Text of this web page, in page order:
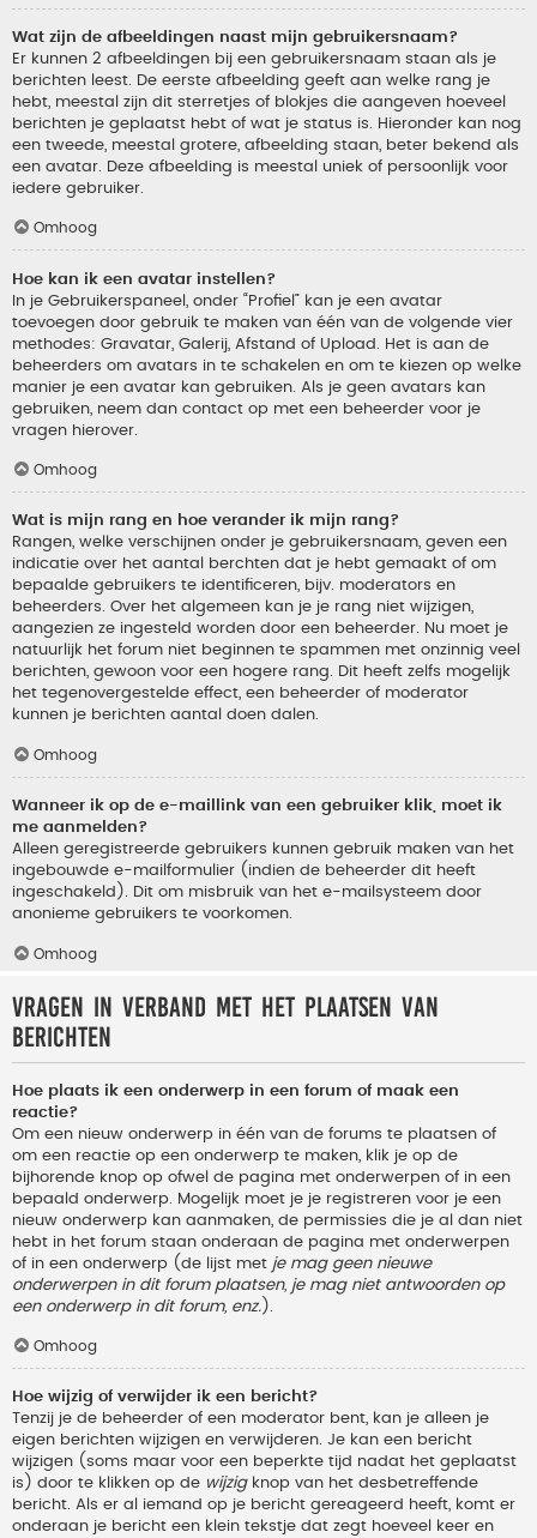
Wat zijn de afbeeldingen naast mijn gebruikersnaam?
Er kunnen 2 afbeeldingen bij een gebruikersnaam staan als je
berichten leest. De eerste afbeelding geeft aan welke rang je
hebt, meestal zijn dit sterretjes of blokjes die aangeven hoeveel
berichten je geplaatst hebt of wat je status is. Hieronder kan nog
een tweede, meestal grotere, afbeelding staan, beter bekend als
een avatar. Deze afbeelding is meestal uniek of persoonlijk voor
iedere gebruiker.
Omhoog
Hoe kan ik een avatar instellen?
In je Gebruikerspaneel, onder “Profiel” kan je een avatar
toevoegen door gebruik te maken van één van de volgende vier
methodes: Gravatar, Galerij, Afstand of Upload. Het is aan de
beheerders om avatars in te schakelen en om te kiezen op welke
manier je een avatar kan gebruiken. Als je geen avatars kan
gebruiken, neem dan contact op met een beheerder voor je
vragen hierover.
Omhoog
Wat is mijn rang en hoe verander ik mijn rang?
Rangen, welke verschijnen onder je gebruikersnaam, geven een
indicatie over het aantal berchten dat je hebt gemaakt of om
bepaalde gebruikers te identificeren, bijv. moderators en
beheerders. Over het algemeen kan je je rang niet wijzigen,
aangezien ze ingesteld worden door een beheerder. Nu moet je
natuurlijk het forum niet beginnen te spammen met onzinnig veel
berichten, gewoon voor een hogere rang. Dit heeft zelfs mogelijk
het tegenovergestelde effect, een beheerder of moderator
kunnen je berichten aantal doen dalen.
Omhoog
Wanneer ik op de e-maillink van een gebruiker klik, moet ik
me aanmelden?
Alleen geregistreerde gebruikers kunnen gebruik maken van het
ingebouwde e-mailformulier (indien de beheerder dit heeft
ingeschakeld). Dit om misbruik van het e-mailsysteem door
anonieme gebruikers te voorkomen.
Omhoog
Vragen in verband met het plaatsen van
berichten
Hoe plaats ik een onderwerp in een forum of maak een
reactie?
Om een nieuw onderwerp in één van de forums te plaatsen of
om een reactie op een onderwerp te maken, klik je op de
bijhorende knop op ofwel de pagina met onderwerpen of in een
bepaald onderwerp. Mogelijk moet je je registreren voor je een
nieuw onderwerp kan aanmaken, de permissies die je al dan niet
hebt in het forum staan onderaan de pagina met onderwerpen
of in een onderwerp (de lijst met je mag geen nieuwe
onderwerpen in dit forum plaatsen, je mag niet antwoorden op
een onderwerp in dit forum, enz. ).
Omhoog
Hoe wijzig of verwijder ik een bericht?
Tenzij je de beheerder of een moderator bent, kan je alleen je
eigen berichten wijzigen en verwijderen. Je kan een bericht
wijzigen (soms maar voor een beperkte tijd nadat het geplaatst
is) door te klikken op de wijzigknop van het desbetreffende
bericht. Als er al iemand op je bericht gereageerd heeft, komt er
onderaan je bericht een klein tekstje dat zegt hoeveel keer en